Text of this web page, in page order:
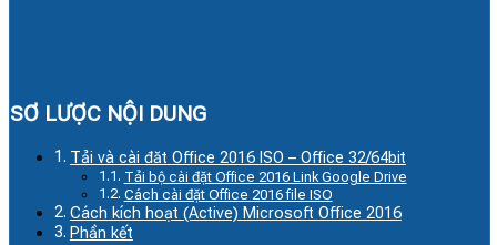
SƠ LƯỢC NỘI DUNG
Tải và cài đăt Office 2016 ISO – Office 32/64bit
Tải bộ cài đặt Office 2016 Link Google Drive
Cách cài đặt Office 2016 file ISO
Cách kích hoạt (Active) Microsoft Office 2016
Phần kết